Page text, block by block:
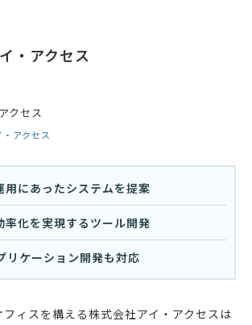
・アクセス
アクセス
用にあったシステムを提案
率化を実現するツール開発
ケーション開発も対応
ィスを構える株式会社アイ・アクセスは